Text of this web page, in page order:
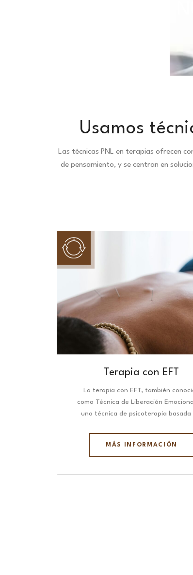
TODAS
Usamos
Las técnicas PNL en terapias ofrecen
de pensamiento, y se centran en
Terapia con EFT
La terapia con EFT, también
como Técnica de Liberación
una técnica de psicoterapia basada
MÁS INFORMACIÓN